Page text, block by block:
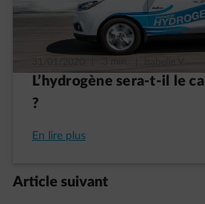
L’hydrogène sera-t-il le
?
En lire plus
Article suivant